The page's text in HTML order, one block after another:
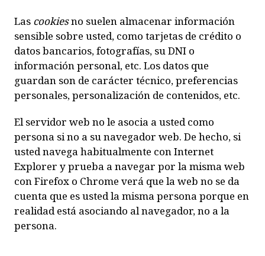
Las cookiesno suelen almacenar información
sensible sobre usted, como tarjetas de crédito o
datos bancarios, fotografías, su DNI o
información personal, etc. Los datos que
guardan son de carácter técnico, preferencias
personales, personalización de contenidos, etc.
El servidor web no le asocia a usted como
persona si no a su navegador web. De hecho, si
usted navega habitualmente con Internet
Explorer y prueba a navegar por la misma web
con Firefox o Chrome verá que la web no se da
cuenta que es usted la misma persona porque en
realidad está asociando al navegador, no a la
persona.